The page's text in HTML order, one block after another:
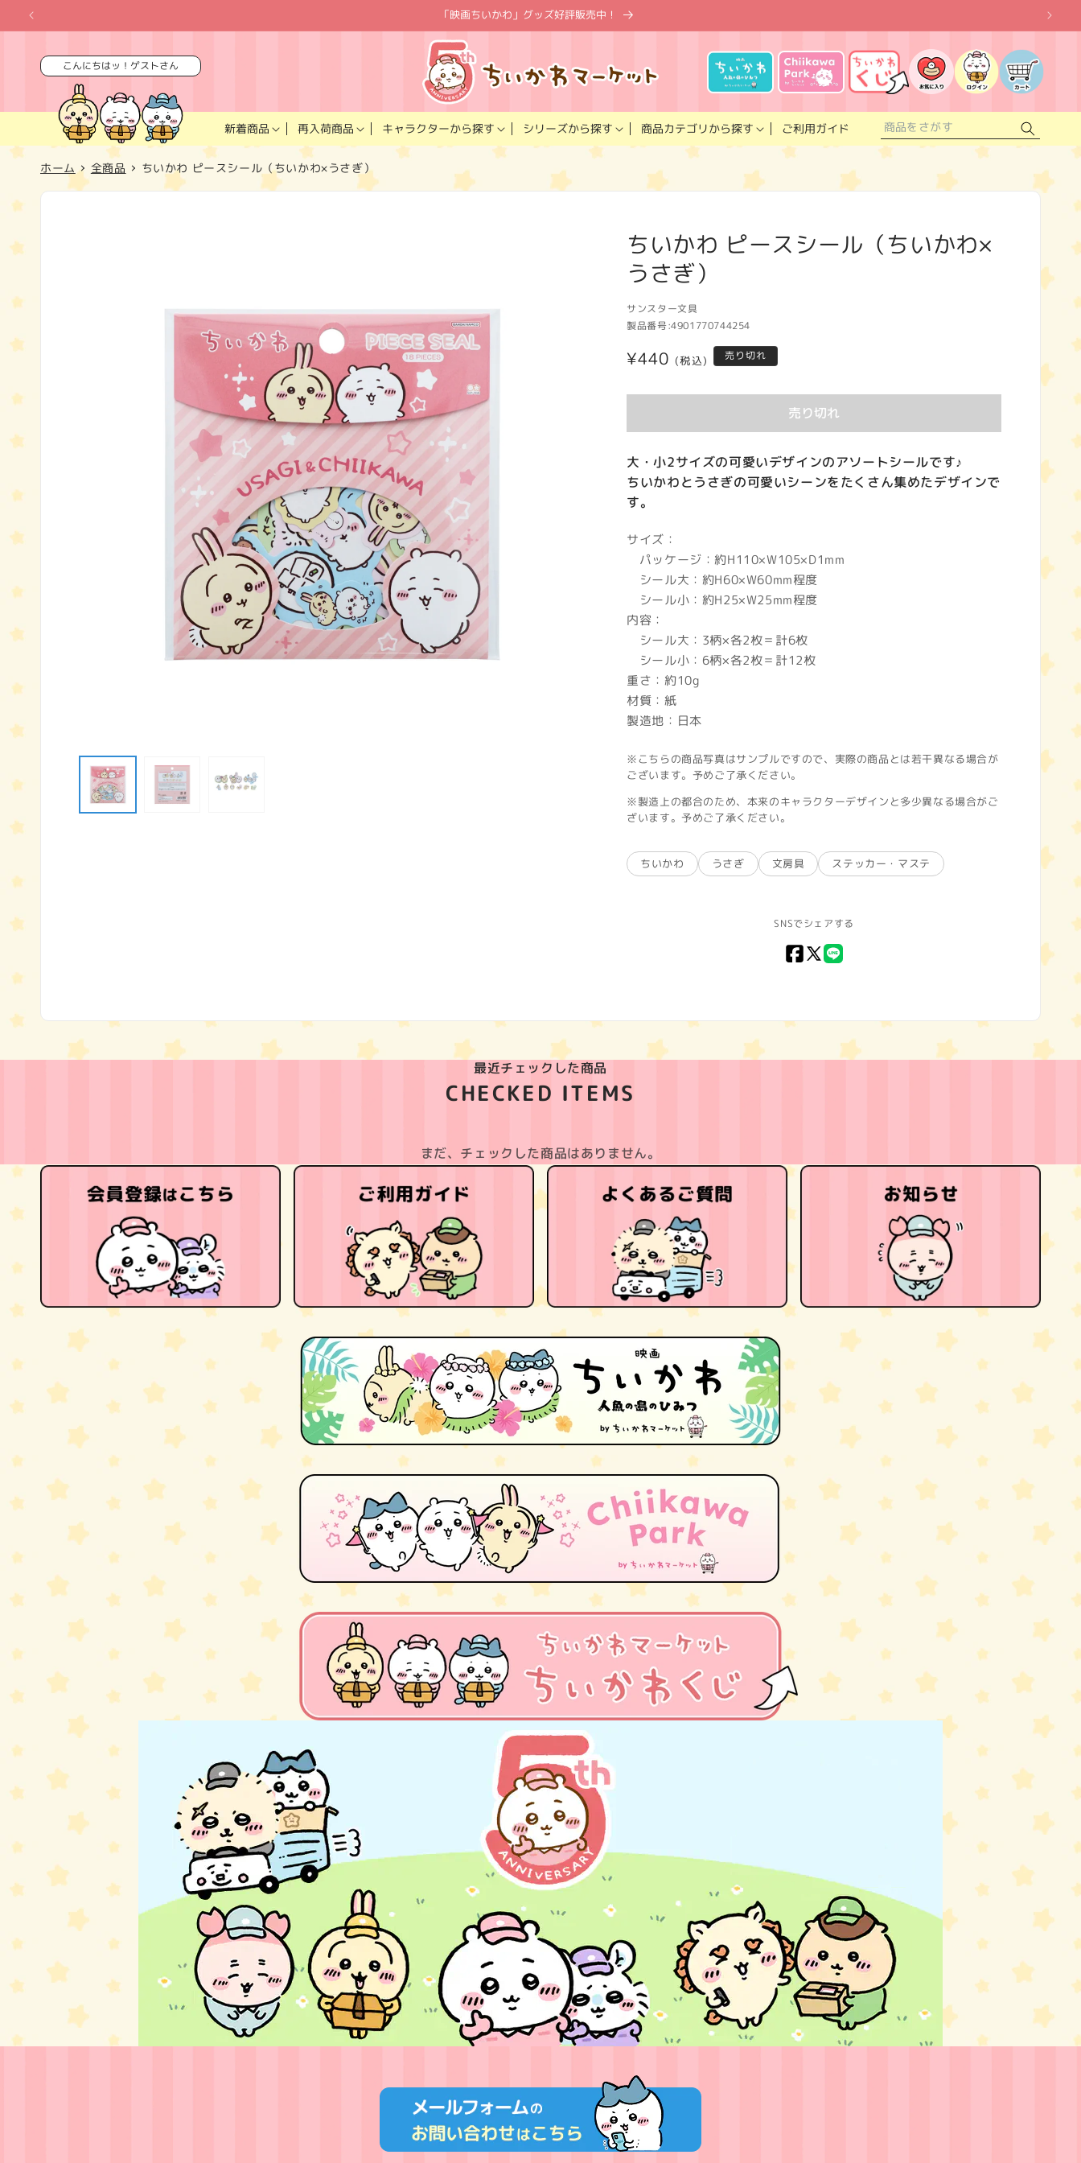
ンツに
進む
「映画ちいかわ」グッズ好評販売中！
こんにちはッ！ゲストさん
新着商品 再入荷商品 キャラクターから探す シリーズから探す 商品カテゴリから探す ご利用ガイド
入
り
ス
ト
グ
イ
カ
ー
ト
ホーム 全商品 ちいかわ ピースシール（ちいかわ×うさぎ）
ー
ちいかわ ピースシール（ちいかわ×
うさぎ）
サンスター文具
製品番号:4901770744254
通
格
¥440 (税込) 売り切れ
売り切れ
大・小2サイズの可愛いデザインのアソートシールです♪
ちいかわとうさぎの可愛いシーンをたくさん集めたデザインで
す。
サイズ：
パッケージ：約H110×W105×D1mm
シール大：約H60×W60mm程度
シール小：約H25×W25mm程度
内容：
シール大：3柄×各2枚＝計6枚
シール小：6柄×各2枚＝計12枚
重さ：約10g
材質：紙
製造地：日本
※こちらの商品写真はサンプルですので、実際の商品とは若干異なる場合が
ございます。予めご了承ください。
※製造上の都合のため、本来のキャラクターデザインと多少異なる場合がご
ざいます。予めご了承ください。
ちいかわ うさぎ 文房具 ステッカー・マステ
SNSでシェアする
Facebook
X
最近チェックした商品
CHECKED ITEMS
まだ、チェックした商品はありません。